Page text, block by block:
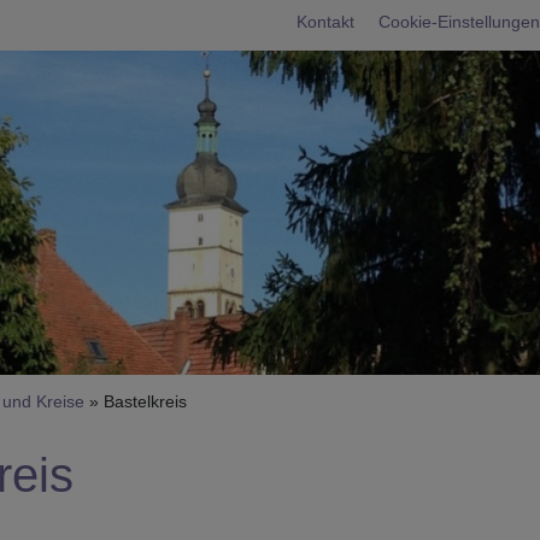
Kontakt Cookie-Einstellungen
Kreise Bastelkreis